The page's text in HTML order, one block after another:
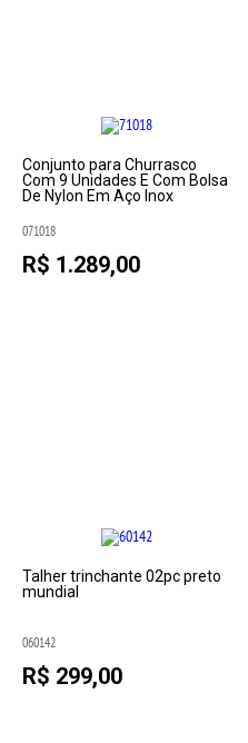
Conjunto para Churrasco
Com 9 Unidades E Com Bolsa
De Nylon Em Aço Inox
071018
R$ 1.289,00
Talher trinchante 02pc preto
mundial
060142
R$ 299,00